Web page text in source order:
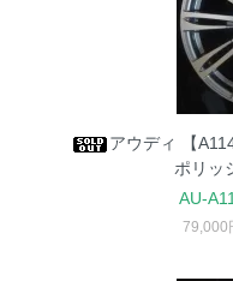
アウディ 【
ポリッ
AU-
79,000